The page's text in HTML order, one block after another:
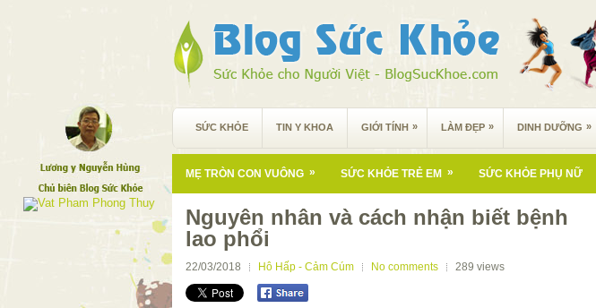
SỨC KHỎE TIN Y KHOA GIỚI TÍNH » LÀM ĐẸP » DINH DƯỠNG »
MẸ TRÒN CON VUÔNG » SỨC KHỎE TRẺ EM » SỨC KHỎE PHỤ NỮ
Nguyên nhân và cách nhận biết bệnh
lao phổi
22/03/2018 Hô Hấp - Cảm Cúm No comments 289 views